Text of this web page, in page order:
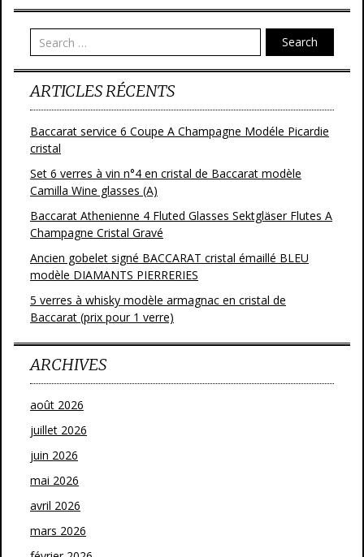
o
o
k
er
Search
ARTICLES RÉCENTS
Baccarat service 6 Coupe A Champagne Modéle Picardie
cristal
Set 6 verres à vin n°4 en cristal de Baccarat modèle
Camilla Wine glasses (A)
Baccarat Athenienne 4 Fluted Glasses Sektgläser Flutes A
Champagne Cristal Gravé
Ancien gobelet signé BACCARAT cristal émaillé BLEU
modèle DIAMANTS PIERRERIES
5 verres à whisky modèle armagnac en cristal de
Baccarat (prix pour 1 verre)
ARCHIVES
août 2026
juillet 2026
juin 2026
mai 2026
avril 2026
mars 2026